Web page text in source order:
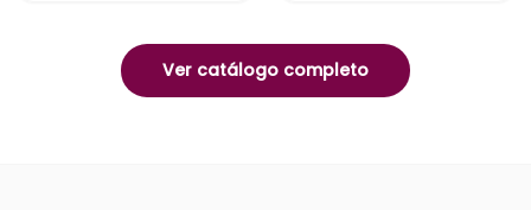
Ver catálogo completo